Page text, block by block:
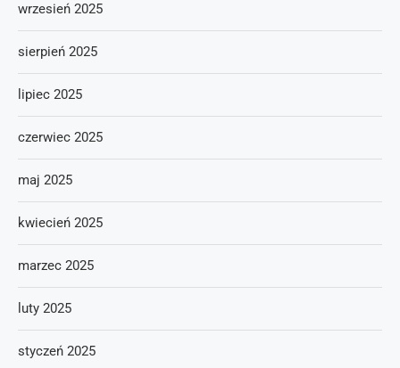
wrzesień 2025
sierpień 2025
lipiec 2025
czerwiec 2025
maj 2025
kwiecień 2025
marzec 2025
luty 2025
styczeń 2025